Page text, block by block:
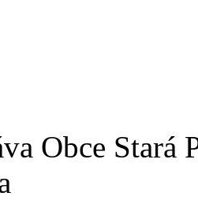
Obce Stará